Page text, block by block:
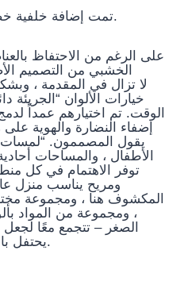
تمت إضافة خلفية خضراء إلى غرفة نوم الأطفال.
على الرغم من الاحتفاظ
الخشبي من التصميم
خيارات الألوان
الوقت. تم اختيارهم عمداً
إضفاء النضارة والهوية
يقول المصممون.
الأطفال ، والمساحات
توفر الاهتمام في كل
ومريح يناسب منزل
المكشوف هنا ، ومجموعة
، ومجموعة من المواد
الصغر – تتجمع معًا لجعل
يحتفل بالماضي بحزم مثل المستقبل.